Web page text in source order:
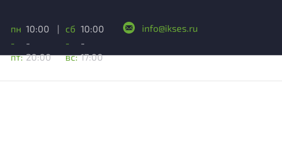
пн
-
пт:
10:00
-
20:00
|
сб
-
вс:
10:00
-
17:00
info@ikses.ru